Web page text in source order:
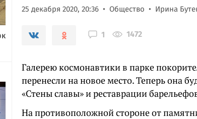
25 декабря 2020, 20:36 Общество Ирина
1 1472
Галерею космонавтики в парке
перенесли на новое место. Теперь она
«Стены славы» и реставрации
На противоположной стороне от